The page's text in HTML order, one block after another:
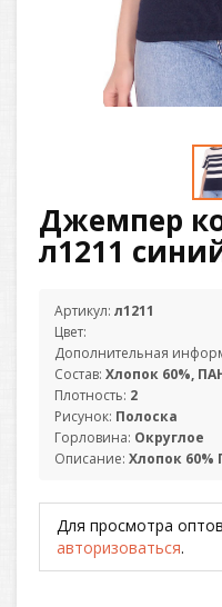
Джемпер
л1211
Артикул: л1211
Цвет:
Дополнительная
Состав: Хлопок 60%,
Плотность: 2
Рисунок: Полоска
Горловина: Округлое
Описание: Хлопок 60%
Для просмотра
авторизоваться.